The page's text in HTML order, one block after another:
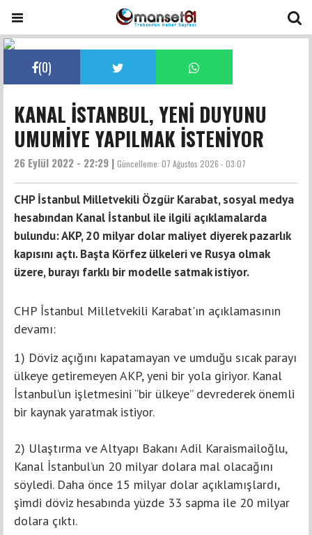
(0)
KANAL İSTANBUL, YENİ DUYUNU
UMUMİYE YAPILMAK İSTENİYOR
26 Eylül 2022 - 22:29 | Güncelleme: 07 Ağustos 2026 - 03:07
CHP İstanbul Milletvekili Özgür Karabat, sosyal medya
hesabından Kanal İstanbul ile ilgili açıklamalarda
bulundu: AKP, 20 milyar dolar maliyet diyerek pazarlık
kapısını açtı. Başta Körfez ülkeleri ve Rusya olmak
üzere, burayı farklı bir modelle satmak istiyor.
CHP İstanbul Milletvekili Karabat'ın açıklamasının
devamı:
1) Döviz açığını kapatamayan ve umduğu sıcak parayı
ülkeye getiremeyen AKP, yeni bir yola giriyor. Kanal
İstanbul’un işletmesini “bir ülkeye” devrederek önemli
bir kaynak yaratmak istiyor.
2) Ulaştırma ve Altyapı Bakanı Adil Karaismailoğlu,
Kanal İstanbul’un 20 milyar dolara mal olacağını
söyledi. Daha önce 15 milyar dolar açıklamışlardı,
şimdi döviz hesabında yüzde 33 sapma ile 20 milyar
dolara çıktı.